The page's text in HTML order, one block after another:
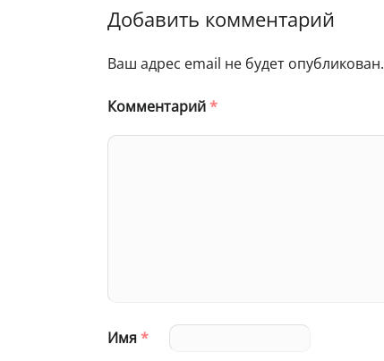
Добавить комментарий
Ваш адрес email не будет опубликован.
Комментарий*
Имя*